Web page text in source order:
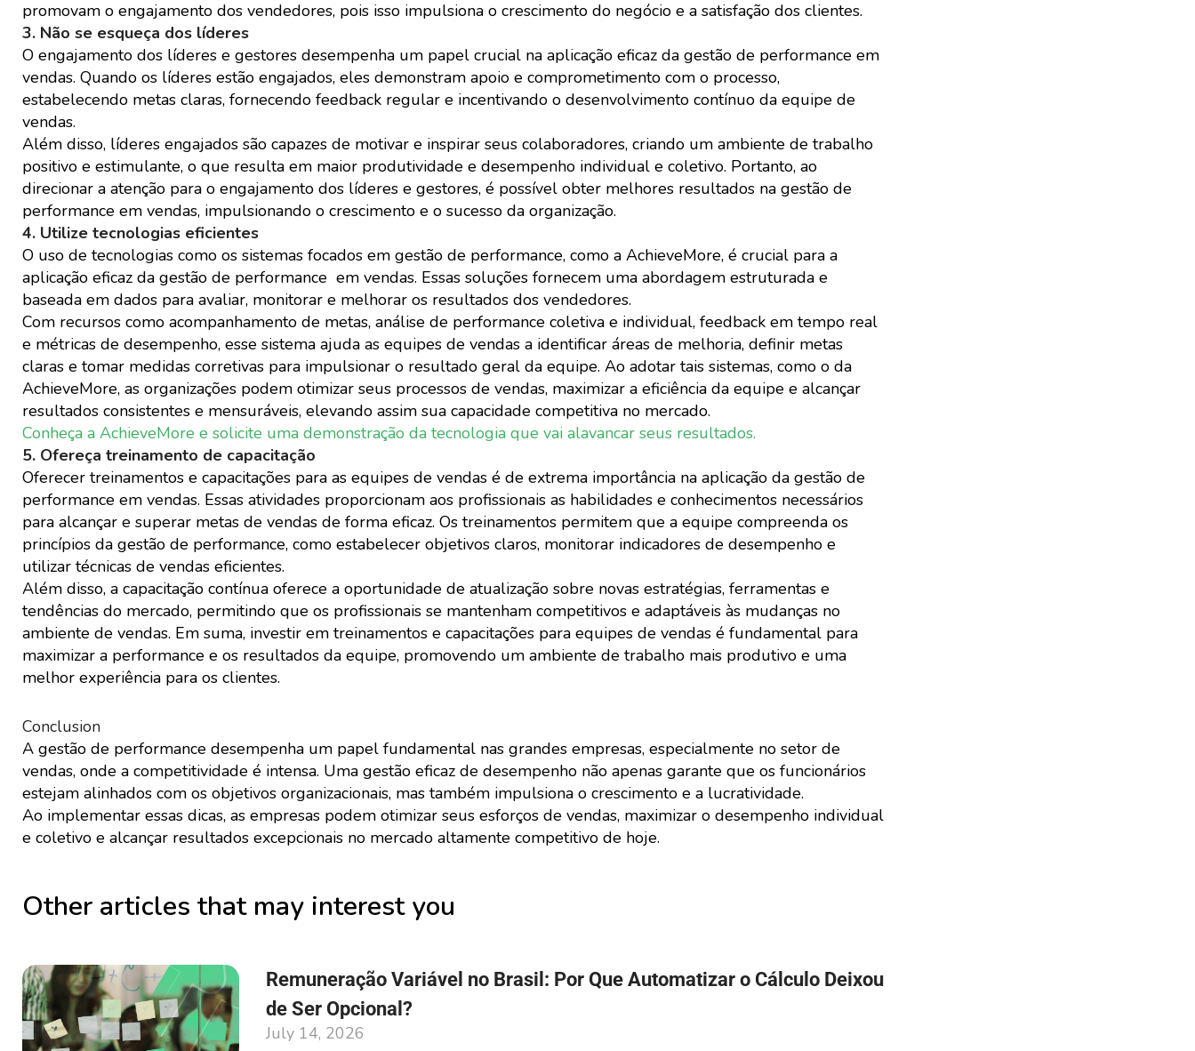
promovam o engajamento dos vendedores, pois isso impulsiona o crescimento do negócio e a satisfação dos clientes.
3. Não se esqueça dos líderes
O engajamento dos líderes e gestores desempenha um papel crucial na aplicação eficaz da gestão de performance em
vendas. Quando os líderes estão engajados, eles demonstram apoio e comprometimento com o processo,
estabelecendo metas claras, fornecendo feedback regular e incentivando o desenvolvimento contínuo da equipe de
vendas.
Além disso, líderes engajados são capazes de motivar e inspirar seus colaboradores, criando um ambiente de trabalho
positivo e estimulante, o que resulta em maior produtividade e desempenho individual e coletivo. Portanto, ao
direcionar a atenção para o engajamento dos líderes e gestores, é possível obter melhores resultados na gestão de
performance em vendas, impulsionando o crescimento e o sucesso da organização.
4. Utilize tecnologias eficientes
O uso de tecnologias como os sistemas focados em gestão de performance, como a AchieveMore, é crucial para a
aplicação eficaz da gestão de performance em vendas. Essas soluções fornecem uma abordagem estruturada e
baseada em dados para avaliar, monitorar e melhorar os resultados dos vendedores.
Com recursos como acompanhamento de metas, análise de performance coletiva e individual, feedback em tempo real
e métricas de desempenho, esse sistema ajuda as equipes de vendas a identificar áreas de melhoria, definir metas
claras e tomar medidas corretivas para impulsionar o resultado geral da equipe. Ao adotar tais sistemas, como o da
AchieveMore, as organizações podem otimizar seus processos de vendas, maximizar a eficiência da equipe e alcançar
resultados consistentes e mensuráveis, elevando assim sua capacidade competitiva no mercado.
Conheça a AchieveMore e solicite uma demonstração da tecnologia que vai alavancar seus resultados.
5. Ofereça treinamento de capacitação
Oferecer treinamentos e capacitações para as equipes de vendas é de extrema importância na aplicação da gestão de
performance em vendas. Essas atividades proporcionam aos profissionais as habilidades e conhecimentos necessários
para alcançar e superar metas de vendas de forma eficaz. Os treinamentos permitem que a equipe compreenda os
princípios da gestão de performance, como estabelecer objetivos claros, monitorar indicadores de desempenho e
utilizar técnicas de vendas eficientes.
Além disso, a capacitação contínua oferece a oportunidade de atualização sobre novas estratégias, ferramentas e
tendências do mercado, permitindo que os profissionais se mantenham competitivos e adaptáveis às mudanças no
ambiente de vendas. Em suma, investir em treinamentos e capacitações para equipes de vendas é fundamental para
maximizar a performance e os resultados da equipe, promovendo um ambiente de trabalho mais produtivo e uma
melhor experiência para os clientes.
Conclusion
A gestão de performance desempenha um papel fundamental nas grandes empresas, especialmente no setor de
vendas, onde a competitividade é intensa. Uma gestão eficaz de desempenho não apenas garante que os funcionários
estejam alinhados com os objetivos organizacionais, mas também impulsiona o crescimento e a lucratividade.
Ao implementar essas dicas, as empresas podem otimizar seus esforços de vendas, maximizar o desempenho individual
e coletivo e alcançar resultados excepcionais no mercado altamente competitivo de hoje.
Other articles that may interest you
Remuneração Variável no Brasil: Por Que Automatizar o Cálculo Deixou
de Ser Opcional?
July 14, 2026